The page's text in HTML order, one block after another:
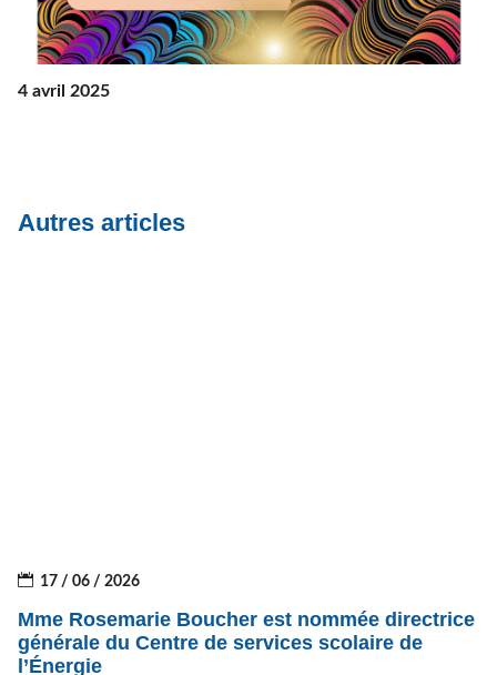
4 avril 2025
Autres articles
17 / 06 / 2026
Mme Rosemarie Boucher est nommée directrice
générale du Centre de services scolaire de
l’Énergie